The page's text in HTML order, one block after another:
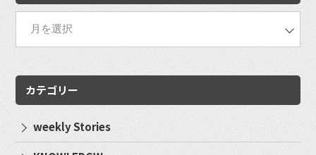
カテゴリー
weekly Stories